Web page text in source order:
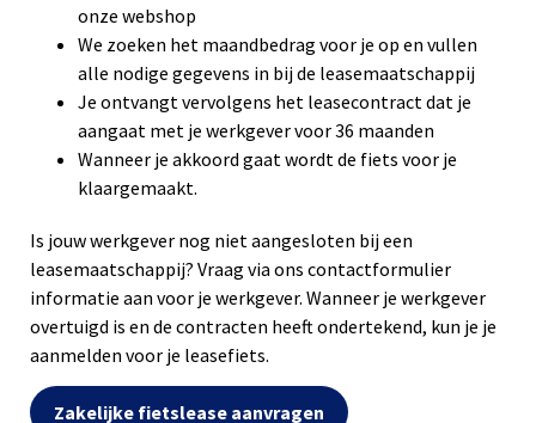
onze webshop
We zoeken het maandbedrag voor je op en vullen
alle nodige gegevens in bij de leasemaatschappij
Je ontvangt vervolgens het leasecontract dat je
aangaat met je werkgever voor 36 maanden
Wanneer je akkoord gaat wordt de fiets voor je
klaargemaakt.
Is jouw werkgever nog niet aangesloten bij een
leasemaatschappij? Vraag via ons contactformulier
informatie aan voor je werkgever. Wanneer je werkgever
overtuigd is en de contracten heeft ondertekend, kun je je
aanmelden voor je leasefiets.
Zakelijke fietslease aanvragen